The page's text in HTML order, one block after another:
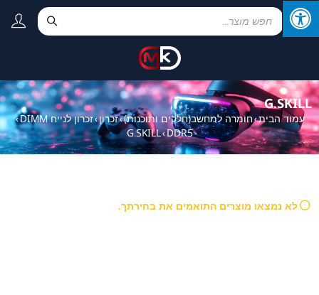
G.SKILL
עמוד הבית›חומרה למחשב(חלקים ותוכנות)›זכרון›זכרון לנייח DIMM ›
DDR5
›
G.SKILL
לא נמצאו מוצרים התואמים את בחירתך.